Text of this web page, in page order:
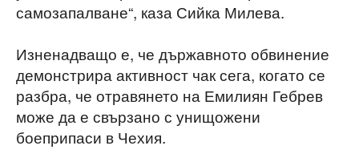
самозапалване“, каза Сийка Милева.
Изненадващо е, че държавното обвинение
демонстрира активност чак сега, когато се
разбра, че отравянето на Емилиян Гебрев
може да е свързано с унищожени
боеприпаси в Чехия.